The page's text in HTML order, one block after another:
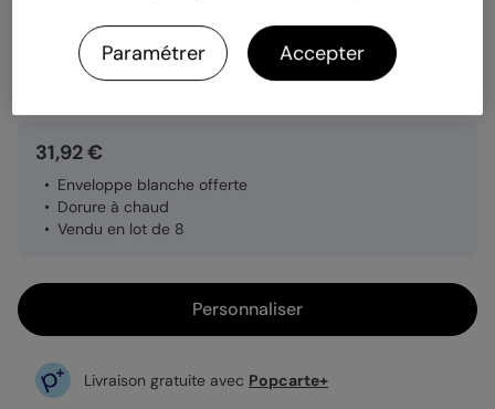
Quantité 8 cartes
31,92 €
Enveloppe blanche offerte
Dorure à chaud
Vendu en lot de 8
Personnaliser
Livraison gratuite avec Popcarte+
Paramétrer Accepter